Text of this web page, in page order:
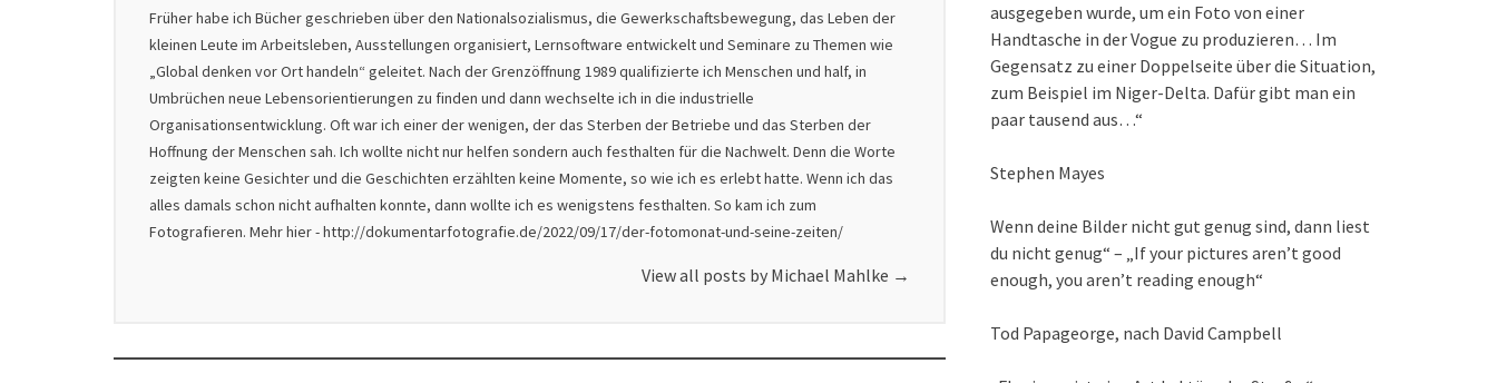
Früher habe ich Bücher geschrieben über den Nationalsozialismus, die Gewerkschaftsbewegung, das Leben der
kleinen Leute im Arbeitsleben, Ausstellungen organisiert, Lernsoftware entwickelt und Seminare zu Themen wie
„Global denken vor Ort handeln“ geleitet. Nach der Grenzöffnung 1989 qualifizierte ich Menschen und half, in
Umbrüchen neue Lebensorientierungen zu finden und dann wechselte ich in die industrielle
Organisationsentwicklung. Oft war ich einer der wenigen, der das Sterben der Betriebe und das Sterben der
Hoffnung der Menschen sah. Ich wollte nicht nur helfen sondern auch festhalten für die Nachwelt. Denn die Worte
zeigten keine Gesichter und die Geschichten erzählten keine Momente, so wie ich es erlebt hatte. Wenn ich das
alles damals schon nicht aufhalten konnte, dann wollte ich es wenigstens festhalten. So kam ich zum
Fotografieren. Mehr hier - http://dokumentarfotografie.de/2022/09/17/der-fotomonat-und-seine-zeiten/
View all posts by Michael Mahlke →
ausgegeben wurde, um ein Foto von einer
Handtasche in der Vogue zu produzieren… Im
Gegensatz zu einer Doppelseite über die Situation,
zum Beispiel im Niger-Delta. Dafür gibt man ein
paar tausend aus…“
Stephen Mayes
Wenn deine Bilder nicht gut genug sind, dann liest
du nicht genug“ – „If your pictures aren’t good
enough, you aren’t reading enough“
Tod Papageorge, nach David Campbell